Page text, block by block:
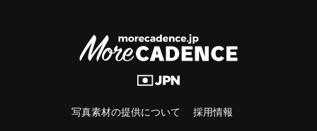
写真素材の提供について 採用情報